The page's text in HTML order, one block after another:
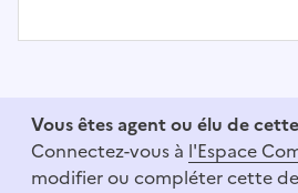
Vous êtes agent ou élu de
Connectez-vous à l'Espace
modifier ou compléter cette